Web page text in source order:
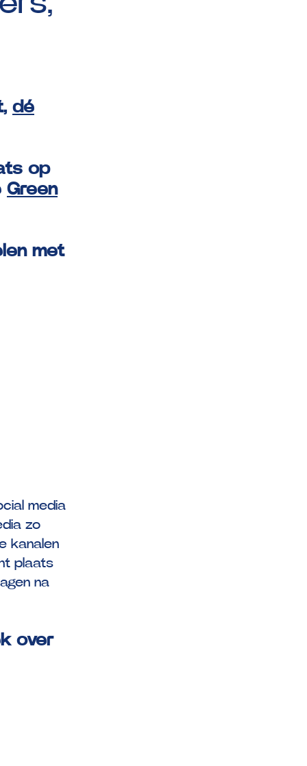
dé
op
Green
met
media
zo
kanalen
plaats
na
over